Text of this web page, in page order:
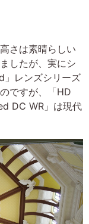
さは素晴らしい
したが、実にシ
」レンズシリーズ
ですが、「HD
DC WR」は現代